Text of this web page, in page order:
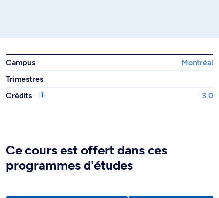
Campus
Montréal
Trimestres
Crédits
3.0
Ce cours est offert dans ces
programmes d'études